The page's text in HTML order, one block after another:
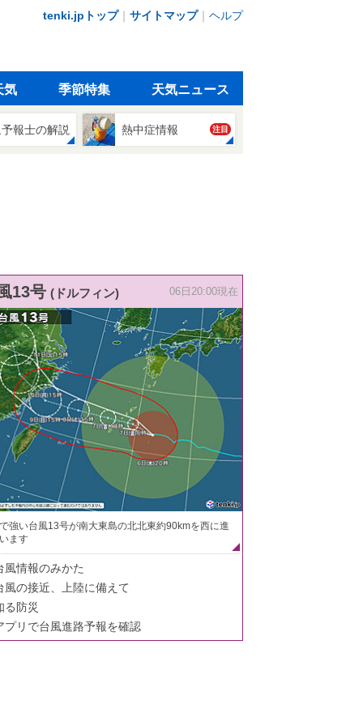
tenki.jpトップ｜ サイトマップ｜ ヘルプ
気 季節特集 天気ニュース
報士の解説 熱中症情報 注目
13号 (ドルフィン) 06日20:00現在
強い台風13号が南大東島の北北東約90kmを西に進
ます
風情報のみかた
風の接近、上陸に備えて
る防災
プリで台風進路予報を確認